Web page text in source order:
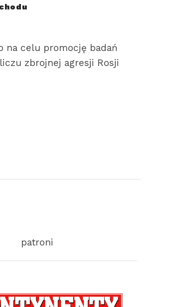
na celu promocję badań
zbrojnej agresji Rosji
patroni